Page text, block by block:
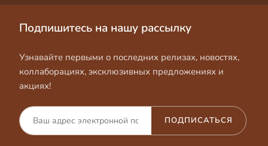
Подпишитесь на нашу рассылку
Узнавайте первыми о последних релизах, новостях,
коллаборациях, эксклюзивных предложениях и
акциях!
ПОДПИСАТЬСЯ